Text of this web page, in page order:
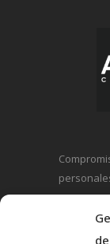
Política